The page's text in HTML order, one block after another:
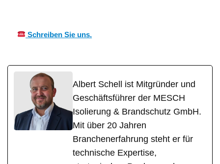
Schreiben Sie uns.
Albert Schell ist Mitgründer und
Geschäftsführer der MESCH
Isolierung & Brandschutz GmbH.
Mit über 20 Jahren
Branchenerfahrung steht er für
technische Expertise,